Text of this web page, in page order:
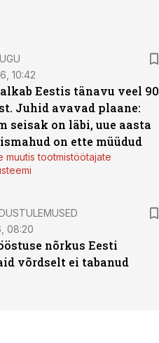
10:42
Eestis tänavu veel 90
Juhid avavad plaane:
seisak on läbi, uue aasta
on ette müüdud
muutis tootmistöötajate
08:20
nõrkus Eesti
võrdselt ei tabanud